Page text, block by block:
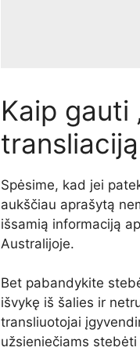
Kaip gauti
Spėsime, kad jei
aukščiau aprašytą
išsamią informaciją
Australijoje.
Bet pabandykite
išvykę iš šalies ir
transliuotojai
užsieniečiams